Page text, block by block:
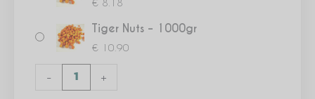
Tiger Nuts – 1000gr
€ 10.90
- +